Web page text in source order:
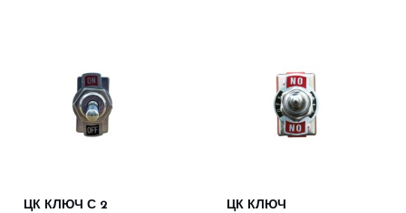
ЦК КЛЮЧ С 2
ЦК КЛЮЧ